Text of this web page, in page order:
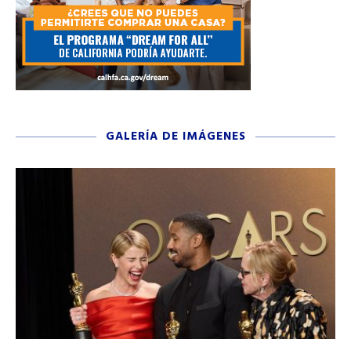
GALERÍA DE IMÁGENES